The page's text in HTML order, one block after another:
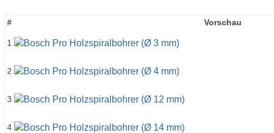
# Vorschau
1
2
3
4